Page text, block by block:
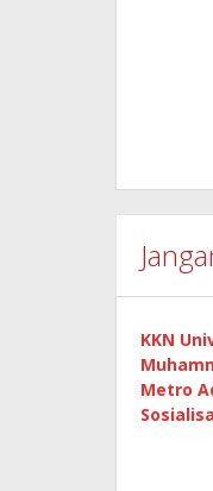
KKN
Metro